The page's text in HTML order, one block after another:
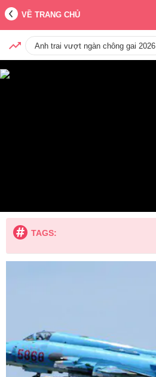
VỀ TRANG CHỦ
Anh trai vượt ngàn chông gai 2026
TAGS: